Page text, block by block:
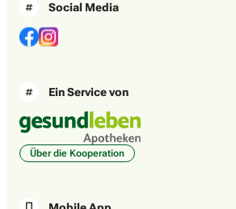
Social Media
Ein Service von
Über die Kooperation